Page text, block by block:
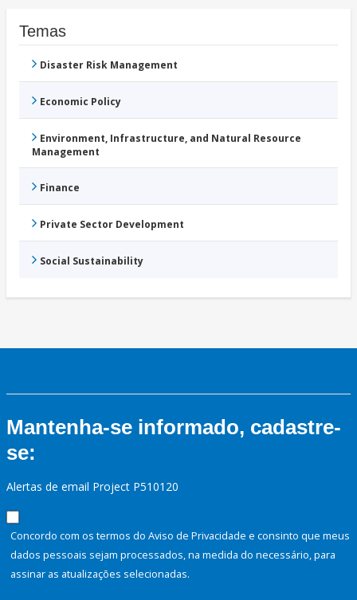
Temas
Disaster Risk Management
Economic Policy
Environment, Infrastructure, and Natural Resource
Management
Finance
Private Sector Development
Social Sustainability
Mantenha-se informado, cadastre-
se:
Alertas de email Project P510120
Concordo com os termos do Aviso de Privacidade e consinto que meus
dados pessoais sejam processados, na medida do necessário, para
assinar as atualizações selecionadas.